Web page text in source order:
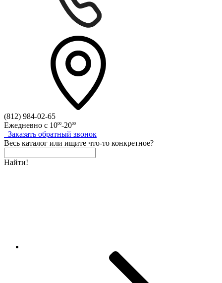
(812) 984-02-65
Ежедневно с 1000-2000
Заказать обратный звонок
Весь каталог или ищите что-то конкретное?
Найти!